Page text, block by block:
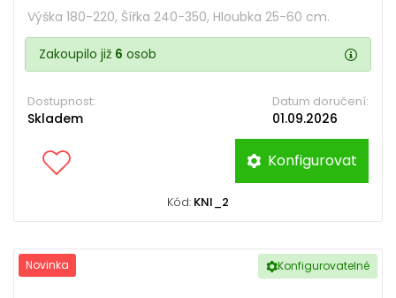
Výška 180-220, Šířka 240-350, Hloubka 25-60 cm.
Zakoupilo již 6 osob
Dostupnost:
Skladem
Datum doručení:
01.09.2026
Konfigurovat
Kód: KNI_2
Konfigurovatelné
Novinka